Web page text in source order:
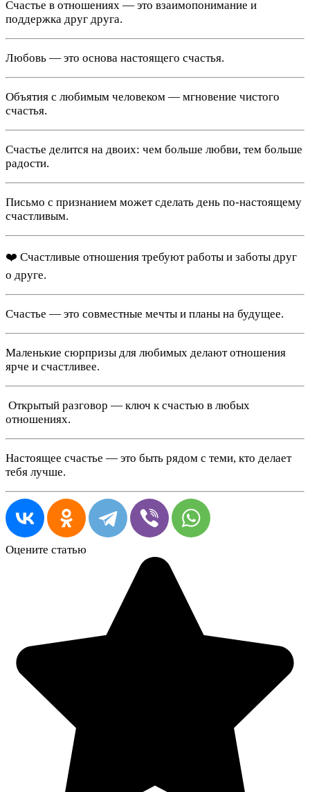
Счастье в отношениях — это взаимопонимание и
поддержка друг друга.
Любовь — это основа настоящего счастья.
Объятия с любимым человеком — мгновение чистого
счастья.
Счастье делится на двоих: чем больше любви, тем больше
радости.
Письмо с признанием может сделать день по-настоящему
счастливым.
‍❤️‍ Счастливые отношения требуют работы и заботы друг
о друге.
Счастье — это совместные мечты и планы на будущее.
Маленькие сюрпризы для любимых делают отношения
ярче и счастливее.
️ Открытый разговор — ключ к счастью в любых
отношениях.
Настоящее счастье — это быть рядом с теми, кто делает
тебя лучше.
Оцените статью